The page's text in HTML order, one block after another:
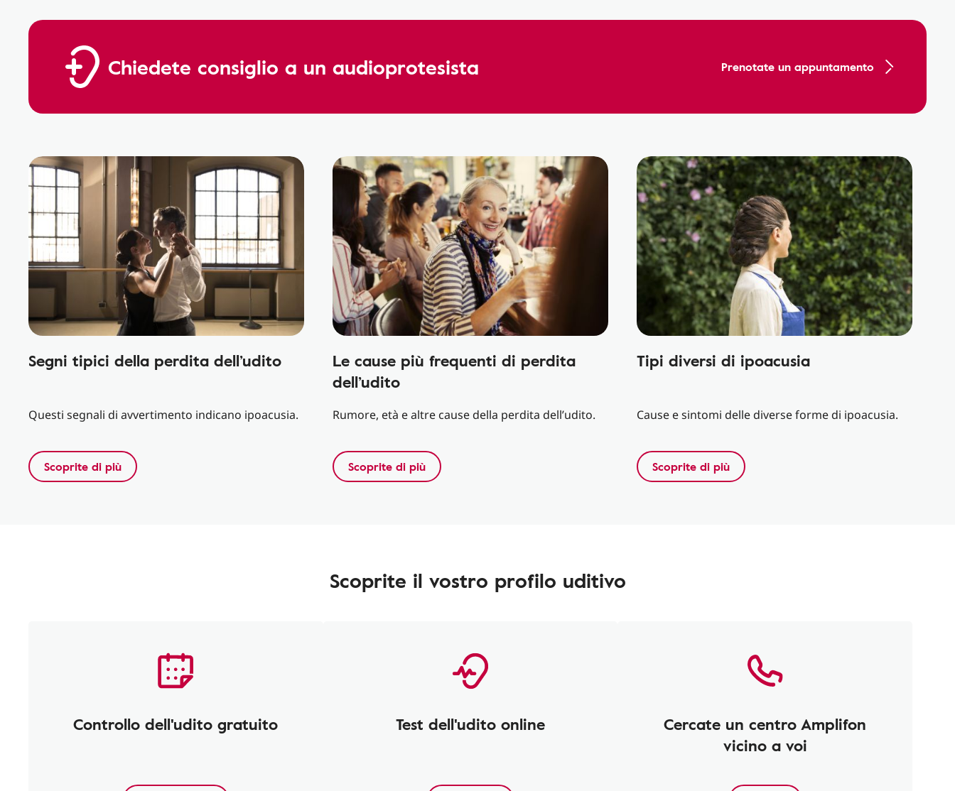
Chiedete consiglio a un audioprotesista Prenotate un appuntamento
Segni tipici della perdita dell’udito
Questi segnali di avvertimento indicano ipoacusia.
Scoprite di più
Le cause più frequenti di perdita
dell’udito
Rumore, età e altre cause della perdita dell’udito.
Scoprite di più
Tipi diversi di ipoacusia
Cause e sintomi delle diverse forme di ipoacusia.
Scoprite di più
Scoprite il vostro profilo uditivo
Controllo dell'udito gratuito Test dell'udito online
Cercate un centro Amplifon
vicino a voi